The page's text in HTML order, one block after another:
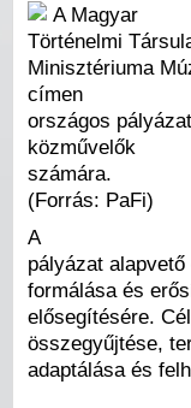
A Magyar
Történelmi
Minisztériuma
címen
országos
közművelők
számára.
(Forrás: PaFi)
A
pályázat
formálása és
elősegítésére.
összegyűjtése,
adaptálása és